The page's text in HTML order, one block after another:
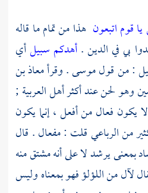
قوم اتبعون هذا من تمام ما قاله
بي في الدين .أهدكم سبيلأي
: من قولموسى. وقرأمعاذ بن
وهو لحن عند أكثر أهل العربية ;
يكون فعال من أفعل ، إنما يكون
من الرباعي قلت : مفعال . قال
بمعنى يرشد لا على أنه مشتق منه
لآل من اللؤلؤ فهو بمعناه وليس